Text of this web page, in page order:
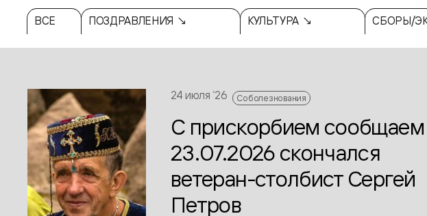
ВСЕ ПОЗДРАВЛЕНИЯ ↘ КУЛЬТУРА ↘ СБОРЫ/
24 июля ‘26 Соболезнования
С прискорбием сообщаем
23.07.2026 скончался
ветеран-столбист Сергей
Петров